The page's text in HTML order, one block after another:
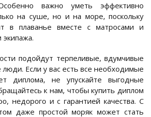
важно уметь эффективно
на суше, но и на море, поскольку
в плаванье вместе с матросами и
подойдут терпеливые, вдумчивые
Если у вас есть все необходимые
диплома, не упускайте выгодные
к нам, чтобы купить диплом
недорого и с гарантией качества. С
даже простой моряк может стать